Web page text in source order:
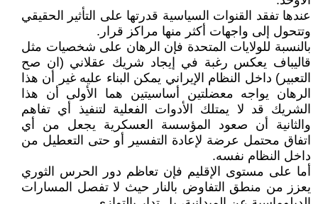
عندها تفقد القنوات السياسية قدرتها على التأثير الحقيقي
وتتحول إلى واجهات أكثر منها مراكز قرار.
بالنسبة للولايات المتحدة فإن الرهان على شخصيات مثل
قاليباف يعكس رغبة في إيجاد شريك عقلاني (ان صح
التعبير) داخل النظام الإيراني يمكن البناء عليه غير أن هذا
الرهان يواجه معضلتين أساسيتين هما الأولى أن هذا
الشريك قد لا يمتلك الأدوات الفعلية لتنفيذ أي تفاهم
والثانية أن صعود المؤسسة العسكرية يجعل من أي
اتفاق محتمل عرضة لإعادة التفسير أو حتى التعطيل من
داخل النظام نفسه.
أما على مستوى الإقليم فإن تعاظم دور الحرس الثوري
يعزز من منطق التفاوض بالنار حيث لا تفصل المسارات